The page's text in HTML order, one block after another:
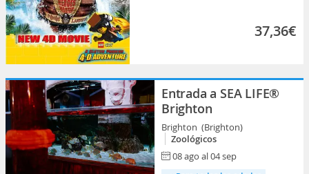
37,36€
Entrada a SEA LIFE®
Brighton
Brighton (Brighton)
Zoológicos
08 ago al 04 sep